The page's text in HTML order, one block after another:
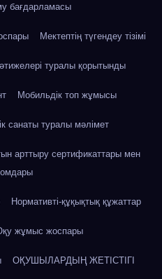
бағдарламасы
Мектептің түгендеу тізімі
туралы қорытынды
Мобильдік топ жұмысы
санаты туралы мәлімет
арттыру сертификаттары мен
Нормативті-құқықтық құжаттар
жұмыс жоспары
ОҚУШЫЛАРДЫҢ ЖЕТІСТІГІ